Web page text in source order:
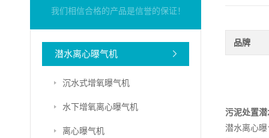
我们相信合格的产品是信誉的保证！
潜水离心曝气机
沉水式增氧曝气机
水下增氧离心曝气机
离心曝气机
品牌
污泥处置
潜水离心